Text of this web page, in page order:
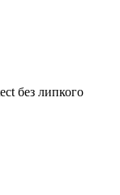
без липкого